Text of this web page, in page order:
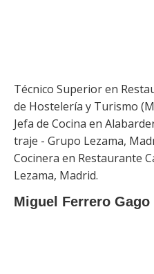
Técnico Superior en
de Hostelería y Turismo
Jefa de Cocina en
traje - Grupo Lezama,
Cocinera en Restaurante
Lezama, Madrid.
Miguel Ferrero Gago